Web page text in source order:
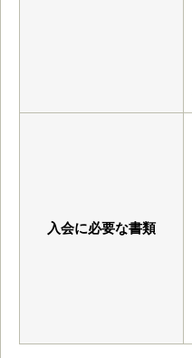
入会に必要な書類